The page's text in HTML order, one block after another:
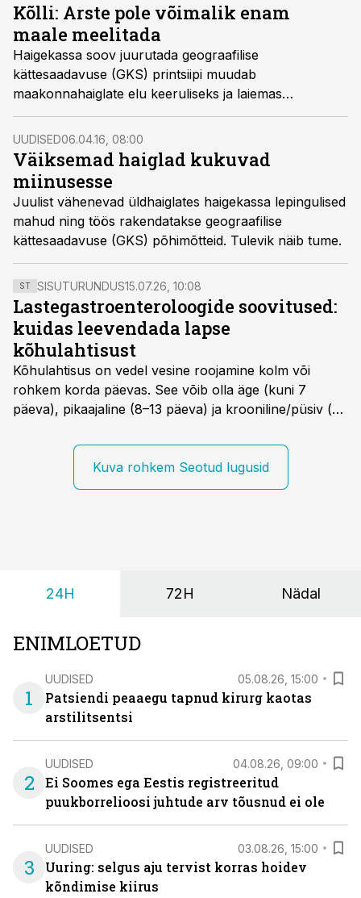
Kõlli: Arste pole võimalik enam
maale meelitada
Haigekassa soov juurutada geograafilise
kättesaadavuse (GKS) printsiipi muudab
maakonnahaiglate elu keeruliseks ja laiemas
tähenduses on see suundumus maakonna haiglate
edasist tulemuslikku tegevust vaadeldes ohtlik.
UUDISED06.04.16, 08:00
Väiksemad haiglad kukuvad
miinusesse
Juulist vähenevad üldhaiglates haigekassa lepingulised
mahud ning töös rakendatakse geograafilise
kättesaadavuse (GKS) põhimõtteid. Tulevik näib tume.
ST SISUTURUNDUS15.07.26, 10:08
Lastegastroenteroloogide soovitused:
kuidas leevendada lapse
kõhulahtisust
Kõhulahtisus on vedel vesine roojamine kolm või
rohkem korda päevas. See võib olla äge (kuni 7
päeva), pikaajaline (8–13 päeva) ja krooniline/püsiv (>
viiruslik ning sellega kaasneb sageli oksendamine ja
kehatemperatuuri tõus.Kuva rohkem Seotud lugusid
24H 72H Nädal
ENIMLOETUD
1
UUDISED 05.08.26, 15:00
Patsiendi peaaegu tapnud kirurg kaotas
arstilitsentsi
2
UUDISED 04.08.26, 09:00
Ei Soomes ega Eestis registreeritud
puukborrelioosi juhtude arv tõusnud ei ole
3
UUDISED 03.08.26, 15:00
Uuring: selgus aju tervist korras hoidev
kõndimise kiirus